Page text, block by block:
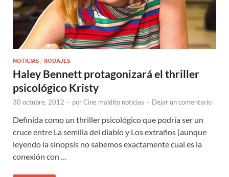
NOTICIAS / RODAJES
Haley Bennett protagonizará el thriller
psicológico Kristy
30 octubre, 2012 - porCine maldito noticias - Dejar un comentario
Definida como un thriller psicológico que podría ser un
cruce entre La semilla del diablo y Los extraños (aunque
leyendo la sinopsis no sabemos exactamente cual es la
conexión con …